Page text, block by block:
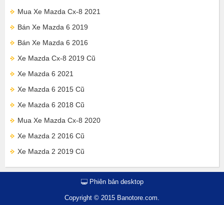
Mua Xe Mazda Cx-8 2021
Bán Xe Mazda 6 2019
Bán Xe Mazda 6 2016
Xe Mazda Cx-8 2019 Cũ
Xe Mazda 6 2021
Xe Mazda 6 2015 Cũ
Xe Mazda 6 2018 Cũ
Mua Xe Mazda Cx-8 2020
Xe Mazda 2 2016 Cũ
Xe Mazda 2 2019 Cũ
Phiên bản desktop
Copyright © 2015 Banotore.com.